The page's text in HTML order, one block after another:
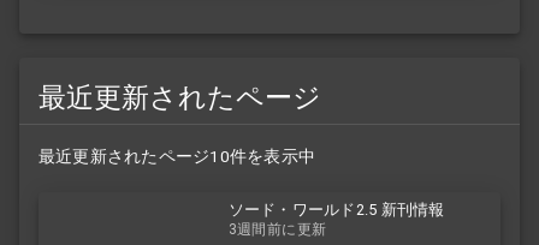
最近更新されたページ
最近更新されたページ10件を表示中
ソード・ワールド2.5 新刊情報
3週間前に更新